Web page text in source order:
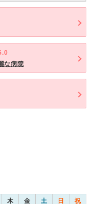
な病院
木 金 土 日 祝